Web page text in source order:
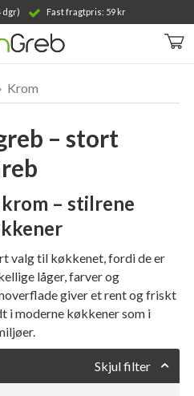
dgr) Fast fragtpris: 59 kr
til din indkøbskurv
Krom
– stort
– stilrene
valg til køkkenet, fordi de er
låger, farver og
giver et rent og friskt
i moderne køkkener som i
Skjul filter